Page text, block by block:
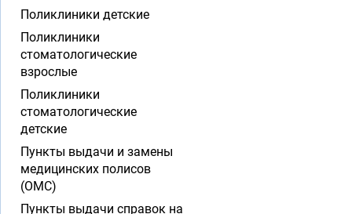
Поликлиники детские
Поликлиники
стоматологические
взрослые
Поликлиники
стоматологические
детские
Пункты выдачи и замены
медицинских полисов
(ОМС)
Пункты выдачи справок на